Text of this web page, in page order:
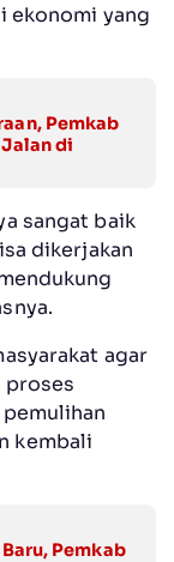
ekonomi yang
Pemkab
di
sangat baik
dikerjakan
agar
kembali
Pemkab